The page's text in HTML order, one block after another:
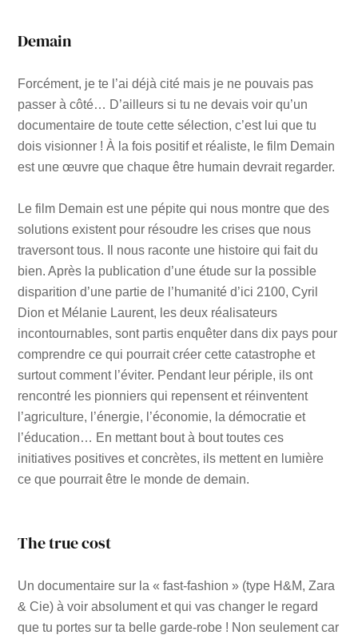
Demain
Forcément, je te l’ai déjà cité mais je ne pouvais pas
passer à côté… D’ailleurs si tu ne devais voir qu’un
documentaire de toute cette sélection, c’est lui que tu
dois visionner ! À la fois positif et réaliste, le film Demain
est une œuvre que chaque être humain devrait regarder.
Le film Demain est une pépite qui nous montre que des
solutions existent pour résoudre les crises que nous
traversont tous. Il nous raconte une histoire qui fait du
bien. Après la publication d’une étude sur la possible
disparition d’une partie de l’humanité d’ici 2100, Cyril
Dion et Mélanie Laurent, les deux réalisateurs
incontournables, sont partis enquêter dans dix pays pour
comprendre ce qui pourrait créer cette catastrophe et
surtout comment l’éviter. Pendant leur périple, ils ont
rencontré les pionniers qui repensent et réinventent
l’agriculture, l’énergie, l’économie, la démocratie et
l’éducation… En mettant bout à bout toutes ces
initiatives positives et concrètes, ils mettent en lumière
ce que pourrait être le monde de demain.
The true cost
Un documentaire sur la « fast-fashion » (type H&M, Zara
& Cie) à voir absolument et qui vas changer le regard
que tu portes sur ta belle garde-robe ! Non seulement car